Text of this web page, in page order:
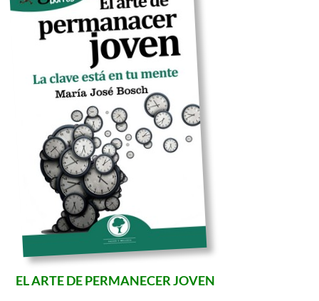
EL ARTE DE PERMANECER JOVEN